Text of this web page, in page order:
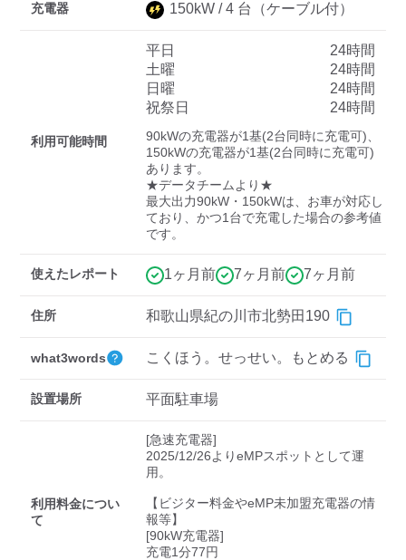
三菱ディーラーを表示
日産ディーラーを表示
示
中速-20kW-以上 急速-44kW-以上
車種
検索する
充電器 150kW /4 台 （ケーブル付）
利用可能時間
平日
24時間
土曜
24時間
日曜
24時間
祝祭日
24時間
90kWの充電器が1基(2台同時に充電可)、
150kWの充電器が1基(2台同時に充電可)
あります。
★データチームより★
最大出力90kW・150kWは、お車が対応し
ており、かつ1台で充電した場合の参考値
です。
使えたレポート 1ヶ月前 7ヶ月前 7ヶ月前
住所 和歌山県紀の川市北勢田190
what3words こくほう。せっせい。もとめる
設置場所 平面駐車場
利用料金につい
て
[急速充電器]
2025/12/26よりeMPスポットとして運
用。
【ビジター料金やeMP未加盟充電器の情
報等】
[90kW充電器]
充電1分77円